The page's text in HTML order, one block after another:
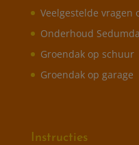
Veelgestelde vragen
Onderhoud
Groendak op schuur
Groendak op garage
Instructies